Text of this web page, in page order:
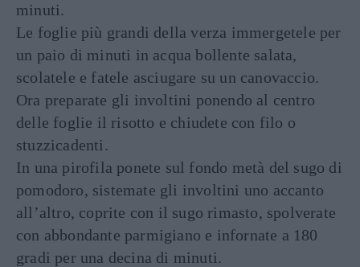
minuti.
Le foglie più grandi della verza immergetele per
un paio di minuti in acqua bollente salata,
scolatele e fatele asciugare su un canovaccio.
Ora preparate gli involtini ponendo al centro
delle foglie il risotto e chiudete con filo o
stuzzicadenti.
In una pirofila ponete sul fondo metà del sugo di
pomodoro, sistemate gli involtini uno accanto
all’altro, coprite con il sugo rimasto, spolverate
con abbondante parmigiano e infornate a 180
gradi per una decina di minuti.